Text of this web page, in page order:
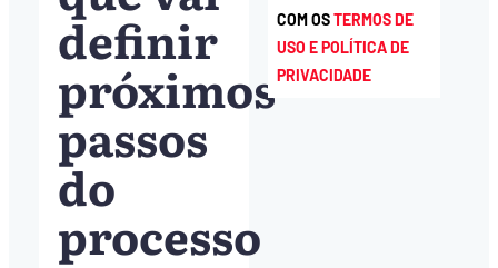
definir
próximos
passos
do
processo
COM OSTERMOS DE
USO E POLÍTICA DE
PRIVACIDADE